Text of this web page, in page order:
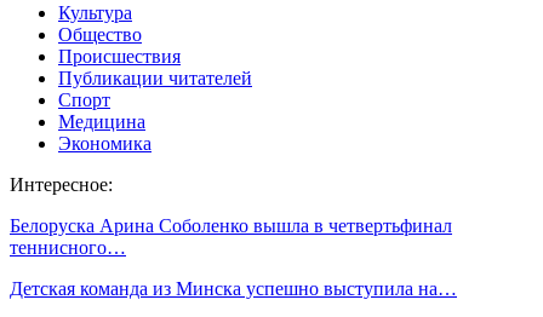
Культура
Общество
Происшествия
Публикации читателей
Спорт
Медицина
Экономика
Интересное:
Белоруска Арина Соболенко вышла в четвертьфинал
теннисного…
Детская команда из Минска успешно выступила на…